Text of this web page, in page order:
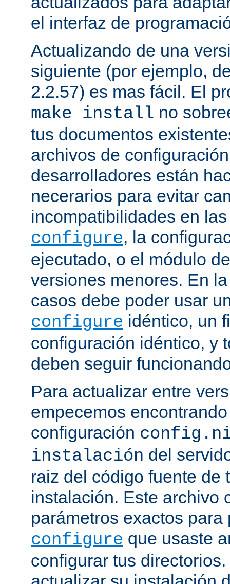
el interfaz de
Actualizando de una
siguiente (por ejemplo,
2.2.57) es mas fácil. El
make install no
tus documentos
archivos de
desarrolladores están
necerarios para evitar
incompatibilidades en
configure, la
ejecutado, o el módulo
versiones menores. En
casos debe poder usar
configure idéntico, un
configuración idéntico, y
deben seguir
Para actualizar entre
empecemos
configuración
instalación del
raiz del código fuente de
instalación. Este archivo
parámetros exactos para
configure que usaste
configurar tus